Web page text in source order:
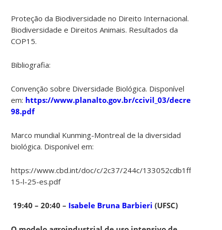
Proteção da Biodiversidade no Direito Internacional.
Biodiversidade e Direitos Animais. Resultados da
COP15.
Bibliografia:
Convenção sobre Diversidade Biológica. Disponível
em: https://www.planalto.gov.br/ccivil_03/decreto/
98.pdf
Marco mundial Kunming-Montreal de la diversidad
biológica. Disponível em:
https://www.cbd.int/doc/c/2c37/244c/
15-l-25-es.pdf
19:40 – 20:40 – Isabele Bruna Barbieri(UFSC)